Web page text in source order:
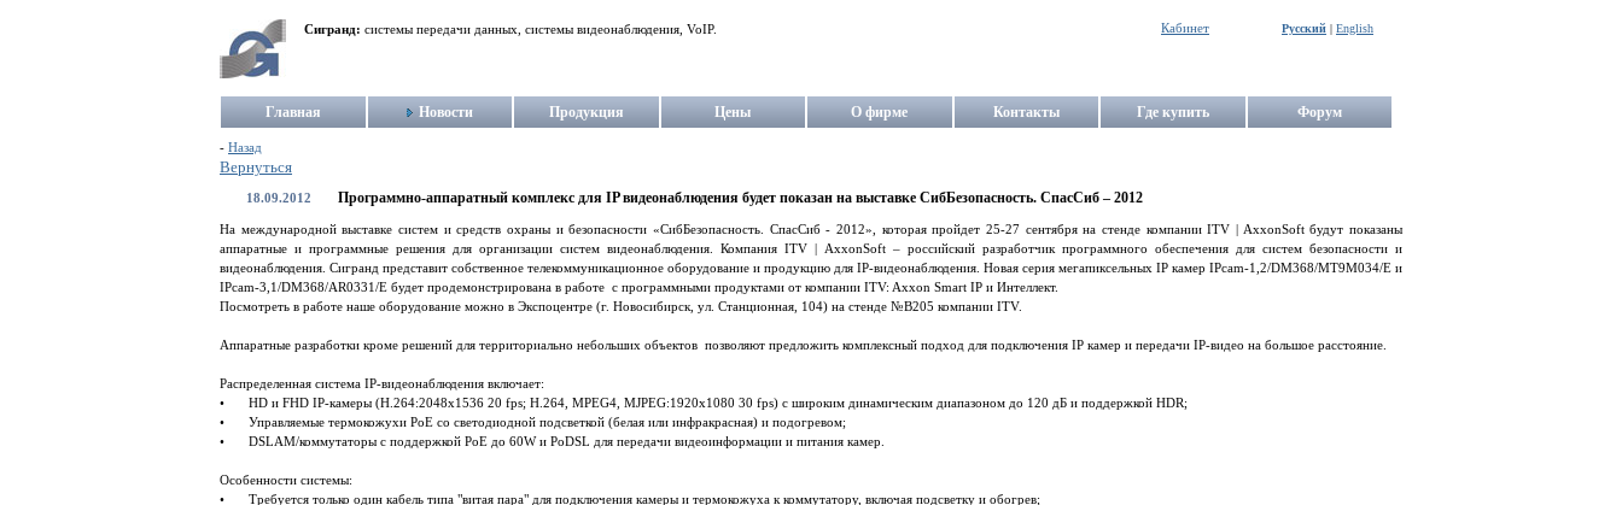
Сигранд: системы передачи данных, системы видеонаблюдения, VoIP. Кабинет Русский | English
Главная Новости Продукция Цены О фирме Контакты Где купить Форум
- Назад
Вернуться
18.09.2012 Программно-аппаратный комплекс для IP видеонаблюдения будет показан на выставке СибБезопасность. СпасСиб – 2012
На международной выставке систем и средств охраны и безопасности «СибБезопасность. СпасСиб - 2012», которая пройдет 25-27 сентября на стенде компании ITV | AxxonSoft будут показаны
аппаратные и программные решения для организации систем видеонаблюдения. Компания ITV | AxxonSoft – российский разработчик программного обеспечения для систем безопасности и
видеонаблюдения. Сигранд представит собственное телекоммуникационное оборудование и продукцию для IP-видеонаблюдения. Новая серия мегапиксельных IP камер IPcam-1,2/DM368/MT9M034/E и
IPcam-3,1/DM368/AR0331/E будет продемонстрирована в работе с программными продуктами от компании ITV: Axxon Smart IP и Интеллект.
Посмотреть в работе наше оборудование можно в Экспоцентре (г. Новосибирск, ул. Станционная, 104) на стенде №B205 компании ITV.
Аппаратные разработки кроме решений для территориально небольших объектов позволяют предложить комплексный подход для подключения IP камер и передачи IP-видео на большое расстояние.
Распределенная система IP-видеонаблюдения включает:
•
HD и FHD IP-камеры (H.264:2048x1536 20 fps; H.264, MPEG4, MJPEG:1920x1080 30 fps) с широким динамическим диапазоном до 120 дБ и поддержкой HDR;
•
Управляемые термокожухи PoE со светодиодной подсветкой (белая или инфракрасная) и подогревом;
•
DSLAM/коммутаторы с поддержкой PoE до 60W и PoDSL для передачи видеоинформации и питания камер.
Особенности системы:
•
Требуется только один кабель типа "витая пара" для подключения камеры и термокожуха к коммутатору, включая подсветку и обогрев;